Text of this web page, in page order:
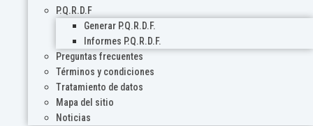
P.Q.R.D.F
Generar P.Q.R.D.F.
Informes P.Q.R.D.F.
Preguntas frecuentes
Términos y condiciones
Tratamiento de datos
Mapa del sitio
Noticias